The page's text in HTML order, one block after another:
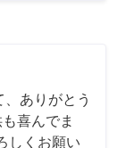
ありがとう
喜んでま
しくお願い